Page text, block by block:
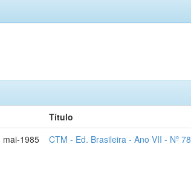
Título
mai-1985
CTM - Ed. Brasileira - Ano VII - Nº 78